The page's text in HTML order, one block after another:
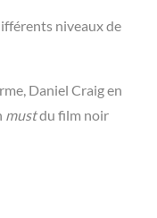
niveaux de
Daniel Craig en
mustdu film noir